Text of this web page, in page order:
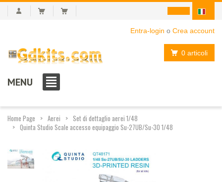
Entra-login o Crea account
0 articoli
MENU
Home Page Aerei
Set di dettaglio aerei 1/48
Quinta Studio Scale accesso equipaggio Su-27UB/Su-30 1/48